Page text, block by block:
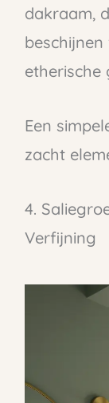
dakraam,
etherische
Een
zacht
4.
Verfijning